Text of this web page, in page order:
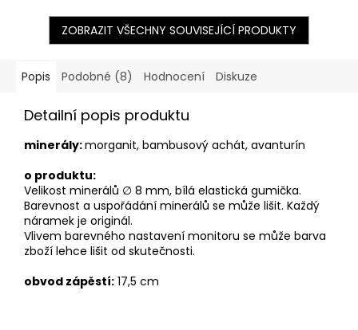
ZOBRAZIT VŠECHNY SOUVISEJÍCÍ PRODUKTY
Popis Podobné (8) Hodnocení Diskuze
Detailní popis produktu
minerály:morganit, bambusový achát, avanturín
o produktu:
Velikost minerálů ∅ 8 mm, bílá elastická gumička.
Barevnost a uspořádání minerálů se může lišit. Každý
náramek je originál.
Vlivem barevného nastavení monitoru se může barva
zboží lehce lišit od skutečnosti.
obvod zápěstí: 17,5 cm